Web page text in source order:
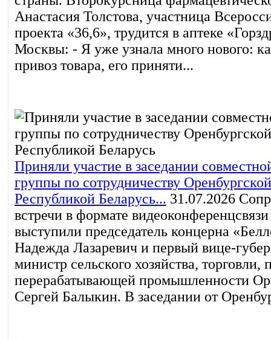
Анастасия Толстова, участница
проекта «36,6», трудится в аптеке
Москвы: - Я уже узнала много нового:
привоз товара, его приняти...
Приняли участие в заседании
группы по сотрудничеству
Республикой Беларусь... 31.07.2026
встречи в формате
выступили председатель концерна
Надежда Лазаревич и первый вице-
министр сельского хозяйства,
перерабатывающей промышленности
Сергей Балыкин. В заседании от